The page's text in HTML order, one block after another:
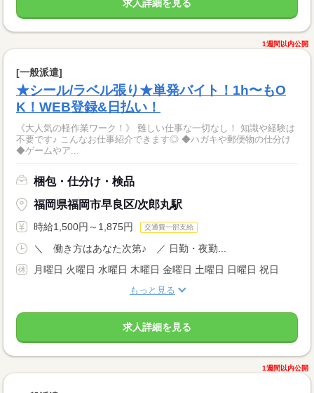
求人詳細を見る
1週間以内公開
[一般派遣]
★シール/ラベル張り★単発バイト！1h〜もO
K！WEB登録&日払い！
《大人気の軽作業ワーク！》 難しい仕事な一切なし！ 知識や経験は
不要です♪ こんなお仕事紹介できます◎ ◆ハガキや郵便物の仕分け
◆ゲームやア...
梱包・仕分け・検品
福岡県福岡市早良区/次郎丸駅
時給1,500円～1,875円 交通費一部支給
＼ 働き方はあなた次第♪ ／ 日勤・夜勤...
月曜日 火曜日 水曜日 木曜日 金曜日 土曜日 日曜日 祝日
もっと見る
求人詳細を見る
1週間以内公開